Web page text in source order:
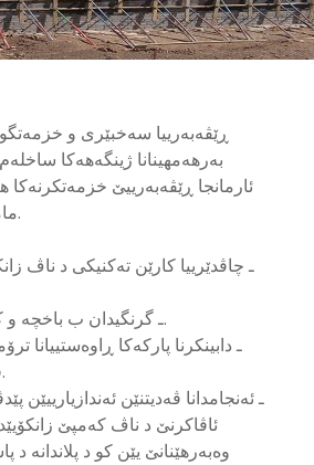
ڕێڤەبەرییا سەخبێرى و
بەرهەمهینانا ژینگەهەکا
ئارمانجا ڕێڤەبەرییێ خزمەتکرنەکا
مامۆستا و فەرمانبەران.
2ـ گرنگیدان ب باخچە و کەسکاتییێن زانکۆیێ.
فەرمانبەر و قوتابییان.
ئاڤاکرنێ د ناڤ کەمپێ
وەبەرهێنانێ یێن کو د پلاندانە